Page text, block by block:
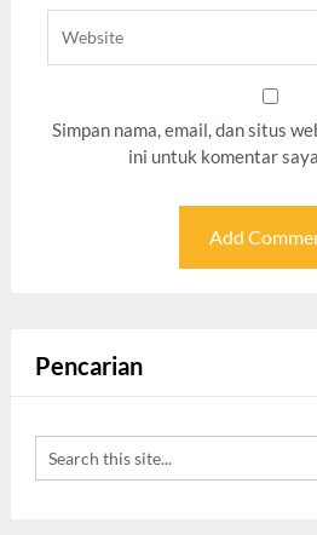
Simpan nama, email, dan situs
ini untuk komentar
Pencarian